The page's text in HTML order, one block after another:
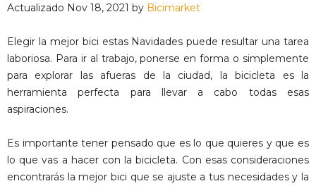
Actualizado Nov 18, 2021 by Bicimarket
Elegir la mejor bici estas Navidades puede resultar una tarea
laboriosa. Para ir al trabajo, ponerse en forma o simplemente
para explorar las afueras de la ciudad, la bicicleta es la
herramienta perfecta para llevar a cabo todas esas
aspiraciones.
Es importante tener pensado que es lo que quieres y que es
lo que vas a hacer con la bicicleta. Con esas consideraciones
encontrarás la mejor bici que se ajuste a tus necesidades y la